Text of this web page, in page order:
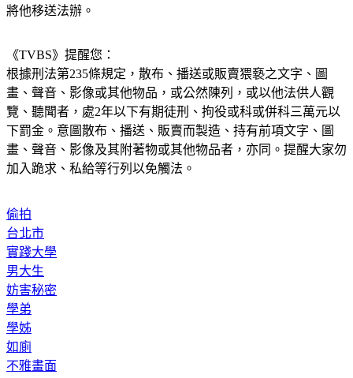
亮」，才會忍不住尾隨拍下如廁畫面，警方詢後依妨害秘密罪
《TVBS》提醒您：
根據刑法第235條規定，散布、播送或販賣猥褻之文字、圖
畫、聲音、影像或其他物品，或公然陳列，或以他法供人觀
覽、聽聞者，處2年以下有期徒刑、拘役或科或併科三萬元以
下罰金。意圖散布、播送、販賣而製造、持有前項文字、圖
畫、聲音、影像及其附著物或其他物品者，亦同。提醒大家勿
偷拍
台北市
實踐大學
男大生
妨害秘密
學弟
學姊
如廁